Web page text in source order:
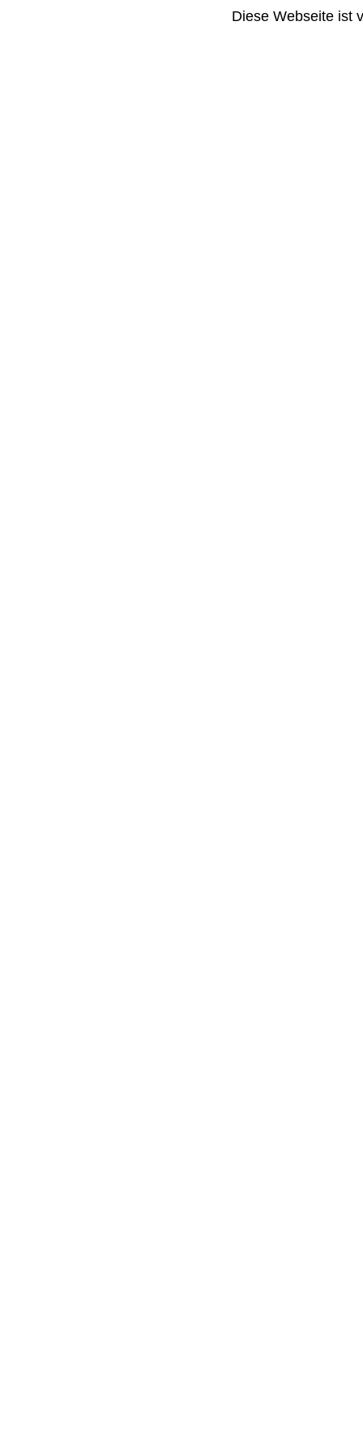
Diese Webseite ist